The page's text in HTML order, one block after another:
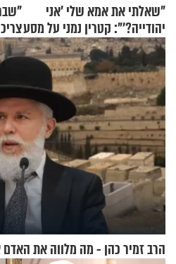
"שאלתי את אמא שלי 'אני
יהודייה?'": קטרין נמני על מסע
ההתחזקות המרגש
וגד
הרב זמיר כהן - מה מלווה את האדם אחרי